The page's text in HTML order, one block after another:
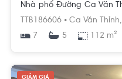
TTB186606 • Ca Văn Thỉnh,
7
5 112 m²
GIẢM GIÁ